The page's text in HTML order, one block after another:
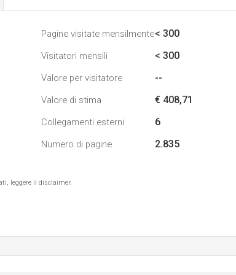
Pagine visitate mensilmente< 300
Visitatori mensili < 300
Valore per visitatore --
Valore di stima € 408,71
Collegamenti esterni 6
Numero di pagine 2.835
leggere il disclaimer.